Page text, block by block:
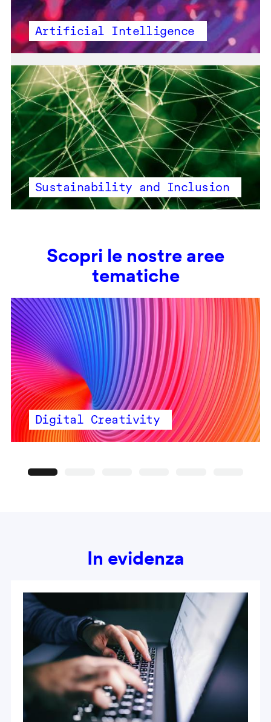
Artificial Intelligence
Sustainability and Inclusion
Scopri le nostre aree
tematiche
Digital Creativity
In evidenza